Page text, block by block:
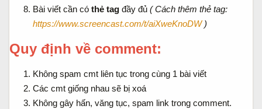
Bài viết cần có thẻ tag đầy đủ ( Cách thêm thẻ tag:
https://www.screencast.com/t/aiXweKnoDW)
Quy định về comment:
Không spam cmt liên tục trong cùng 1 bài viết
Các cmt giống nhau sẽ bị xoá
Không gây hấn, văng tục, spam link trong comment.